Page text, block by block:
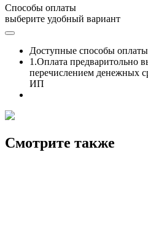
Способы оплаты
выберите удобный вариант
Доступные способы
1.Оплата предваритольно
перечислением денежных
ИП
Смотрите также